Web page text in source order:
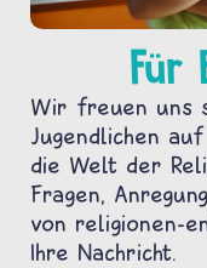
Für
Wir freuen uns
Jugendlichen
die Welt der
Fragen,
von religionen-
Ihre Nachricht.